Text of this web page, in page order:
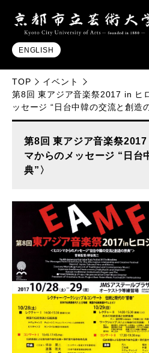
ENGLISH
TOP
イベント
第8回 東アジア音楽祭2017 in ヒ
ッセージ “日台中韓の交流と創造
第8回 東アジア音楽祭
マからのメッセージ “日台
典”〉